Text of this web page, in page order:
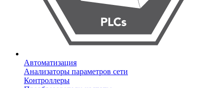
Автоматизация
Анализаторы параметров сети
Контроллеры